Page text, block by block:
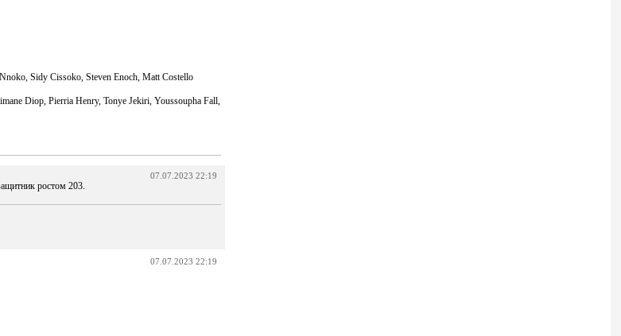
Sidy Cissoko, Steven Enoch, Matt Costello
Diop, Pierria Henry, Tonye Jekiri, Youssoupha Fall,
07.07.2023 22:19
ростом 203.
07.07.2023 22:19